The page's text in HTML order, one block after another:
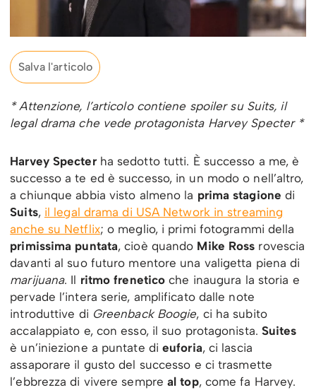
Salva l'articolo
* Attenzione, l’articolo contiene spoiler su Suits, il
legal drama che vede protagonista Harvey Specter *
Harvey Specterha sedotto tutti. È successo a me, è
successo a te ed è successo, in un modo o nell’altro,
a chiunque abbia visto almeno la prima stagionedi
Suits, il legal drama di USA Network in streaming
anche su Netflix; o meglio, i primi fotogrammi della
primissima puntata, cioè quando Mike Ross rovescia
davanti al suo futuro mentore una valigetta piena di
marijuana. Il ritmo frenetico che inaugura la storia e
pervade l’intera serie, amplificato dalle note
introduttive di Greenback Boogie, ci ha subito
accalappiato e, con esso, il suo protagonista. Suites
è un’iniezione a puntate dieuforia, ci lascia
assaporare il gusto del successo e ci trasmette
l’ebbrezza di vivere sempreal top, come fa Harvey.